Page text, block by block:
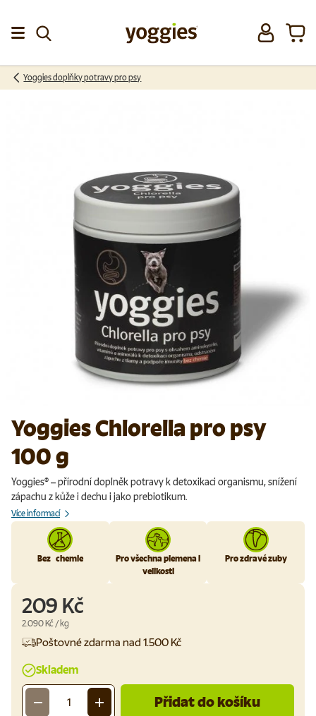
Přeskočit na obsah
Přihlásit se
Yoggies doplňky potravy pro psy
Yoggies Chlorella pro psy
100 g
Yoggies® – přírodní doplněk potravy k detoxikaci organismu, snížení
zápachu z kůže i dechu i jako prebiotikum.
Více informací
Bez chemie
Pro všechna plemena i
velikosti
Pro zdravé zuby
209 Kč
Cena za jednotku
2.090 Kč /kg
Poštovné zdarma nad 1.500 Kč
Skladem
Množství
- + Přidat do košíku